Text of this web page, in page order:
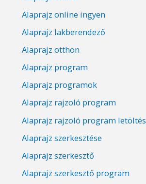
Alaprajz online ingyen
Alaprajz lakberendező
Alaprajz otthon
Alaprajz program
Alaprajz programok
Alaprajz rajzoló program
Alaprajz rajzoló program letöltés
Alaprajz szerkesztése
Alaprajz szerkesztő
Alaprajz szerkesztő program